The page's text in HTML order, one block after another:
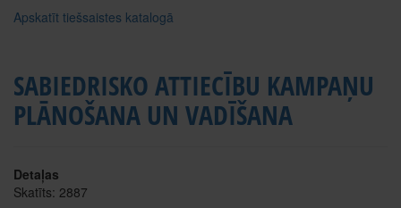
Apskatīt tiešsaistes katalogā
SABIEDRISKO ATTIECĪBU KAMPAŅU
PLĀNOŠANA UN VADĪŠANA
Detaļas
Skatīts: 2887